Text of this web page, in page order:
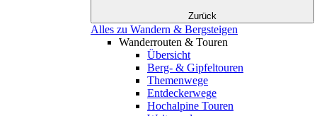
Zurück
Alles zu Wandern & Bergsteigen
Wanderrouten & Touren
Übersicht
Berg- & Gipfeltouren
Themenwege
Entdeckerwege
Hochalpine Touren